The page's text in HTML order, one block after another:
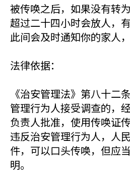
被传唤之后，如果没有转
超过二十四小时会放人，
此间会及时通知你的家人
法律依据：
《治安管理法》第八十二
管理行为人接受调查的，
负责人批准，使用传唤证
违反治安管理行为人，人
件，可以口头传唤，但应
明。